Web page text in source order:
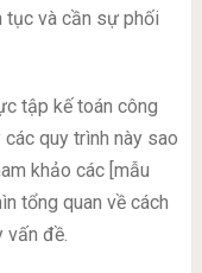
tục và cần sự phối
tập kế toán công
quy trình này sao
khảo các [mẫu
tổng quan về cách
vấn đề.